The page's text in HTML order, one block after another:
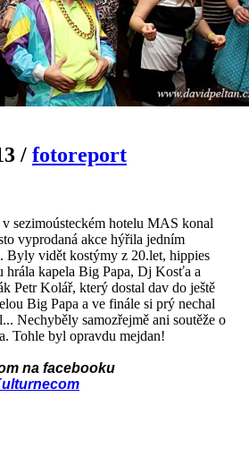
/ fotoreport
sezimoústeckém hotelu MAS konal
vyprodaná akce hýřila jedním
Byly vidět kostýmy z 20.let, hippies
hrála kapela Big Papa, Dj Kosťa a
Petr Kolář, který dostal dav do ještě
Big Papa a ve finále si prý nechal
Nechyběly samozřejmě ani soutěže o
Tohle byl opravdu mejdan!
na facebooku